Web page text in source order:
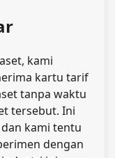
kami
kartu tarif
tanpa waktu
tersebut. Ini
kami tentu
dengan